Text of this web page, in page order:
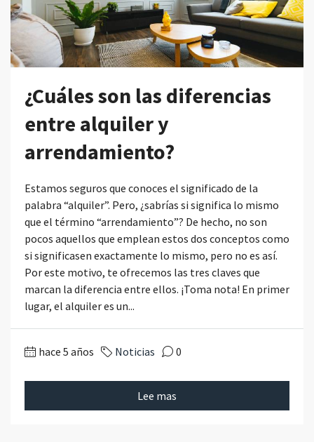
¿Cuáles son las diferencias
entre alquiler y
arrendamiento?
Estamos seguros que conoces el significado de la
palabra “alquiler”. Pero, ¿sabrías si significa lo mismo
que el término “arrendamiento”? De hecho, no son
pocos aquellos que emplean estos dos conceptos como
si significasen exactamente lo mismo, pero no es así.
Por este motivo, te ofrecemos las tres claves que
marcan la diferencia entre ellos. ¡Toma nota! En primer
lugar, el alquiler es un...
hace 5 años Noticias 0
Lee mas